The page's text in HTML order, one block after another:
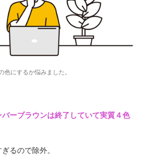
色にするか悩みました。
ーブラウンは終了していて実質４色
るので除外。